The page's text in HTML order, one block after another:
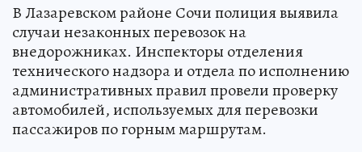
В Лазаревском районе Сочи полиция выявила
случаи незаконных перевозок на
внедорожниках. Инспекторы отделения
технического надзора и отдела по исполнению
административных правил провели проверку
автомобилей, используемых для перевозки
пассажиров по горным маршрутам.